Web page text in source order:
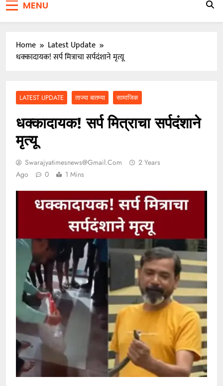
जाळ्यात
वारकरी संप्रदायातील ज्येष्ठ भाविक लक्ष्मण भाऊसाहेब भुजबळ
MENU
Home
Latest Update
धक्कादायक! सर्प मित्राचा सर्पदंशाने मृत्यू
LATEST UPDATE ताज्या बातम्या सामाजिक
धक्कादायक! सर्प मित्राचा सर्पदंशाने
मृत्यू
Swarajyatimesnews@gmail.com
2 Years
Ago
0 1 Mins